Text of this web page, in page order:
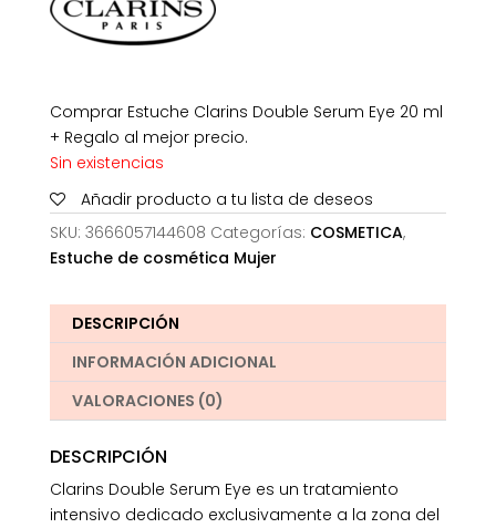
Comprar Estuche Clarins Double Serum Eye 20 ml
+ Regalo al mejor precio.
Sin existencias
Añadir producto a tu lista de deseos
SKU: 3666057144608 Categorías: COSMETICA,
Estuche de cosmética Mujer
DESCRIPCIÓN
INFORMACIÓN ADICIONAL
VALORACIONES (0)
DESCRIPCIÓN
Clarins Double Serum Eye es un tratamiento
intensivo dedicado exclusivamente a la zona del